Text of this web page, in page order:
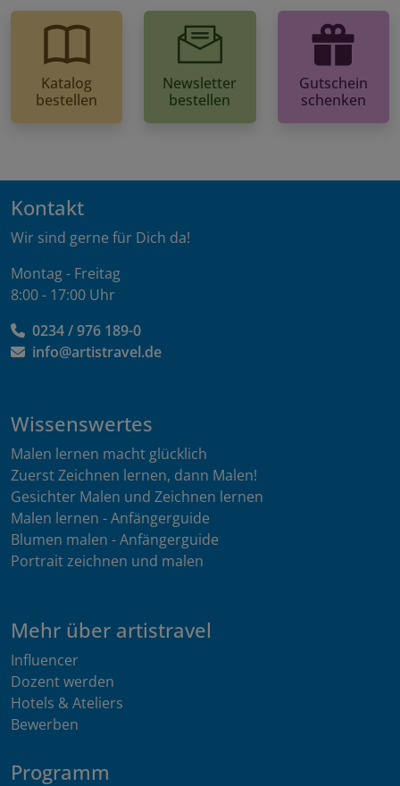
Katalog
bestellen
Newsletter
bestellen
Gutschein
schenken
Kontakt
Wir sind gerne für Dich da!
Montag - Freitag
8:00 - 17:00 Uhr
0234 / 976 189-0
info@artistravel.de
Wissenswertes
Malen lernen macht glücklich
Zuerst Zeichnen lernen, dann Malen!
Gesichter Malen und Zeichnen lernen
Malen lernen - Anfängerguide
Blumen malen - Anfängerguide
Portrait zeichnen und malen
Mehr über artistravel
Influencer
Dozent werden
Hotels & Ateliers
Bewerben
Programm